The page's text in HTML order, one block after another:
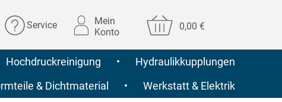
Service
Mein
Konto
0,00 €
Hochdruckreinigung •
Hydraulikkupplungen
& Dichtmaterial • Werkstatt & Elektrik